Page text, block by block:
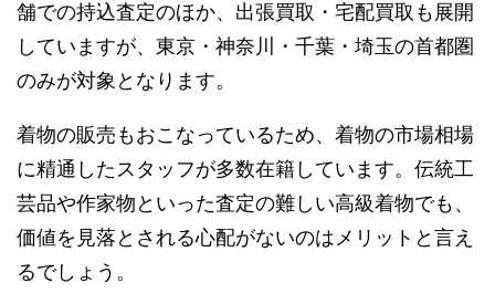
舗での持込査定のほか、出張買取・宅配買取も展開
していますが、東京・神奈川・千葉・埼玉の首都圏
のみが対象となります。
着物の販売もおこなっているため、着物の市場相場
に精通したスタッフが多数在籍しています。伝統工
芸品や作家物といった査定の難しい高級着物でも、
価値を見落とされる心配がないのはメリットと言え
るでしょう。